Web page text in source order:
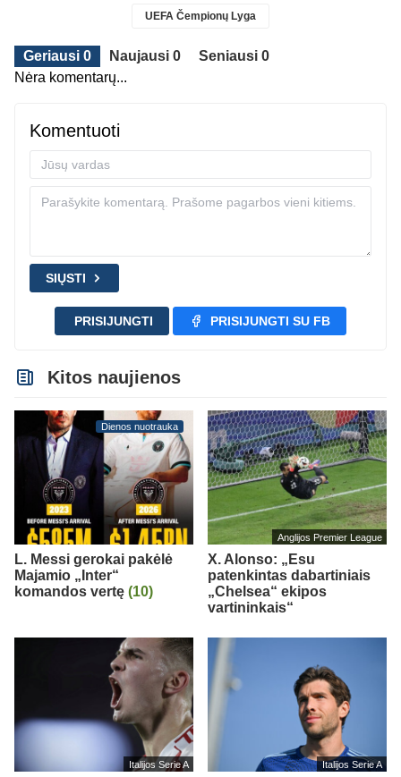
UEFA Čempionų Lyga
Geriausi 0 Naujausi 0
Seniausi 0
Nėra komentarų...
Komentuoti
SIŲSTI
PRISIJUNGTI PRISIJUNGTI SU FB
Kitos naujienos
Dienos nuotrauka
L. Messi gerokai pakėlė
Majamio „Inter“
komandos vertę (10)
Anglijos Premier League
X. Alonso: „Esu
patenkintas dabartiniais
„Chelsea“ ekipos
vartininkais“
Italijos Serie A Italijos Serie A